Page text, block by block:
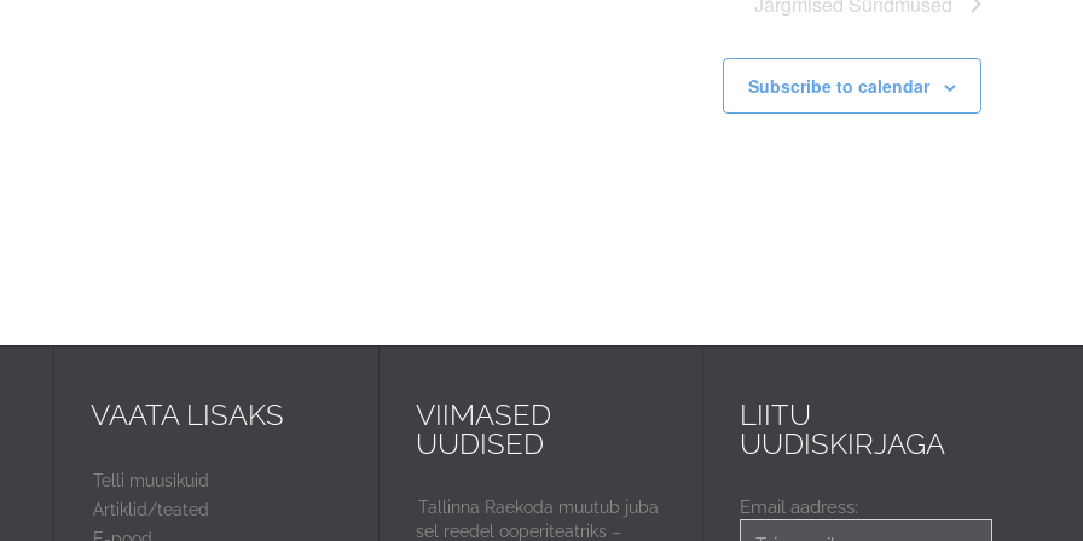
Subscribe to calendar
VAATA LISAKS
Telli muusikuid
Artiklid/teated
VIIMASED
UUDISED
Tallinna Raekoda muutub juba
sel reedel ooperiteatriks –
LIITU
UUDISKIRJAGA
Email aadress: